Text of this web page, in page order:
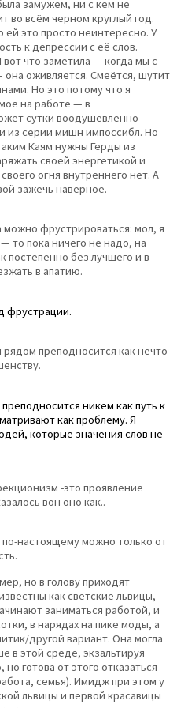
замужем, ни с кем не
во всём черном круглый год.
ей это просто неинтересно. У
к депрессии с её слов.
что заметила — когда мы с
оживляется. Смеётся, шутит
Но это потому что я
на работе — в
сутки воодушевлённо
из серии мишн импоссибл. Но
Каям нужны Герды из
своей энергетикой и
огня внутреннего нет. А
зажечь наверное.
фрустрироваться: мол, я
то пока ничего не надо, на
постепенно без лучшего и в
в апатию.
фрустрации.
преподносится как нечто
никем как путь к
как проблему. Я
которые значения слов не
-это проявление
вон оно как..
настоящему можно только от
но в голову приходят
как светские львицы,
заниматься работой, и
в нарядах на пике моды, а
другой вариант. Она могла
в этой среде, экзальтируя
готова от этого отказаться
семья). Имидж при этом у
львицы и первой красавицы